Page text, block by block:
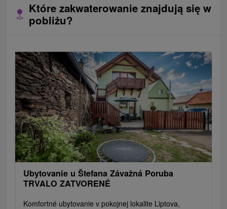
Które zakwaterowanie znajdują się w
pobliżu?
Ubytovanie u Štefana Závažná Poruba
TRVALO ZATVORENÉ
Komfortné ubytovanie v pokojnej lokalite Liptova,